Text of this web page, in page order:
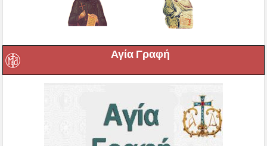
Αγία Γραφή